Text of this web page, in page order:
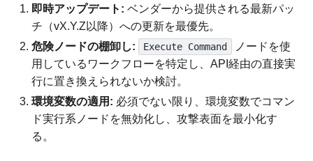
即時アップデート: ベンダーから提供される最新パッ
チ（vX.Y.Z以降）への更新を最優先。
危険ノードの棚卸し:
Execute Command
ノードを使
用しているワークフローを特定し、API経由の直接実
行に置き換えられないか検討。
環境変数の適用: 必須でない限り、環境変数でコマン
ド実行系ノードを無効化し、攻撃表面を最小化す
る。